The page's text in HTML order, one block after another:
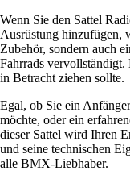
Wenn Sie den Sattel
Ausrüstung hinzufügen,
Zubehör, sondern auch
Fahrrads vervollständigt.
in Betracht ziehen sollte.
Egal, ob Sie ein
möchte, oder ein
dieser Sattel wird Ihren
und seine technischen
alle BMX-Liebhaber.